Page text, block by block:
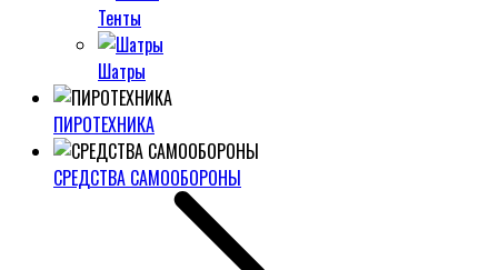
Тенты
Шатры
ПИРОТЕХНИКА
СРЕДСТВА САМООБОРОНЫ